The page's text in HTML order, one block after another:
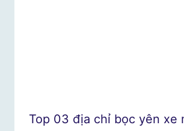
Top 03 địa chỉ bọc yên xe